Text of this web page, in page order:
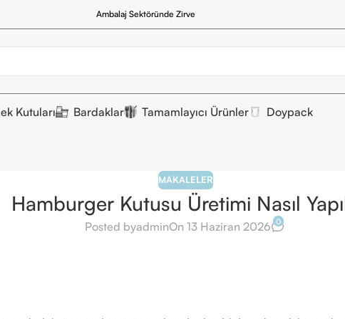
Ambalaj Sektöründe Zirve
Kutuları Bardaklar Tamamlayıcı Ürünler Doypack
MAKALELER
Hamburger Kutusu Üretimi Nasıl
Posted byadminOn 13 Haziran 2026 0